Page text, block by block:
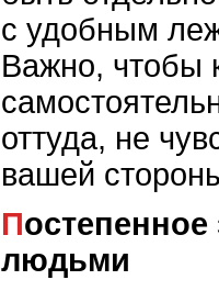
с удобным
Важно, чтобы
оттуда, не
вашей
Постепенное знакомство с
людьми